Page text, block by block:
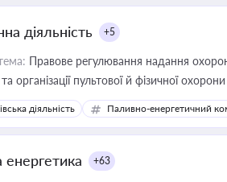
діяльність +5
Правове регулювання надання
організації пультової й фізичної охорони
діяльність Паливно-енергетичний
енергетика +63